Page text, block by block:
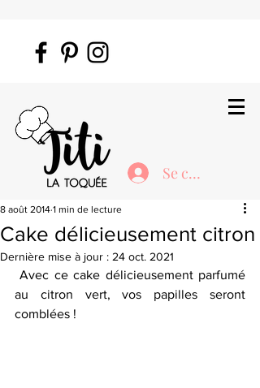
Se connecter
Cake délicieusement citron
8 août 2014 1 min de lecture
Dernière mise à jour : 24 oct. 2021
Avec ce cake délicieusement parfumé
au citron vert, vos papilles seront
comblées !